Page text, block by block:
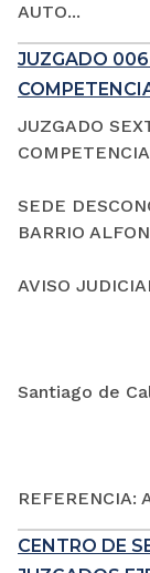
AUTO...
JUZGADO 006
JUZGADO
SEDE
BARRIO
AVISO
Santiago de
REFERENCIA:
CENTRO DE